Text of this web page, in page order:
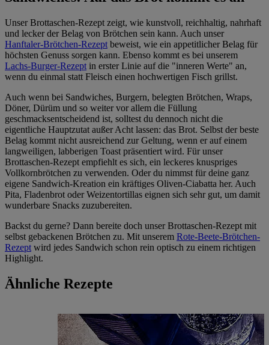
Unser Brottaschen-Rezept zeigt, wie kunstvoll, reichhaltig, nahrhaft
und lecker der Belag von Brötchen sein kann. Auch unser
Hanftaler-Brötchen-Rezept beweist, wie ein appetitlicher Belag für
höchsten Genuss sorgen kann. Ebenso kommt es bei unserem
Lachs-Burger-Rezept in erster Linie auf die "inneren Werte" an,
wenn du einmal statt Fleisch einen hochwertigen Fisch grillst.
Auch wenn bei Sandwiches, Burgern, belegten Brötchen, Wraps,
Döner, Dürüm und so weiter vor allem die Füllung
geschmacksentscheidend ist, solltest du dennoch nicht die
eigentliche Hauptzutat außer Acht lassen: das Brot. Selbst der beste
Belag kommt nicht ausreichend zur Geltung, wenn er auf einem
langweiligen, labberigen Toast präsentiert wird. Für unser
Brottaschen-Rezept empfiehlt es sich, ein leckeres knuspriges
Vollkornbrötchen zu verwenden. Oder du nimmst für deine ganz
eigene Sandwich-Kreation ein kräftiges Oliven-Ciabatta her. Auch
Pita, Fladenbrot oder Weizentortillas eignen sich sehr gut, um damit
wunderbare Snacks zuzubereiten.
Backst du gerne? Dann bereite doch unser Brottaschen-Rezept mit
selbst gebackenen Brötchen zu. Mit unserem Rote-Beete-Brötchen-
Rezept wird jedes Sandwich schon rein optisch zu einem richtigen
Highlight.
Ähnliche Rezepte